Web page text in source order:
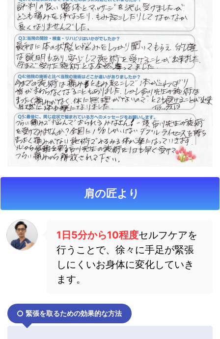
肩の匠より
1日5分から10程度セルフケアを
行うことで、徐々に手足が緊張
しにくいお身体に変化していき
ます。
緊張を取るための効果的な方法